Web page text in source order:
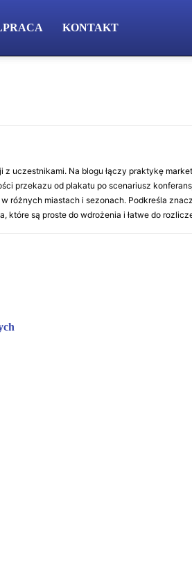
KONTAKT
uczestnikami. Na blogu łączy praktykę
przekazu od plakatu po scenariusz
różnych miastach i sezonach. Podkreśla
które są proste do wdrożenia i łatwe do